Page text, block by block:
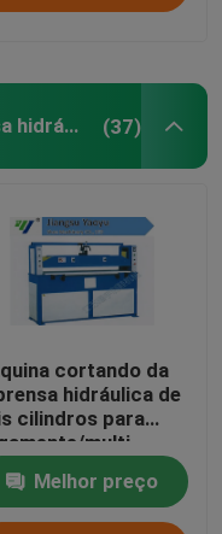
Máquina cortando da imprensa hidráulica (37)
cortando da
hidráulica de
cilindros para
multi
dos materiais
Melhor preço